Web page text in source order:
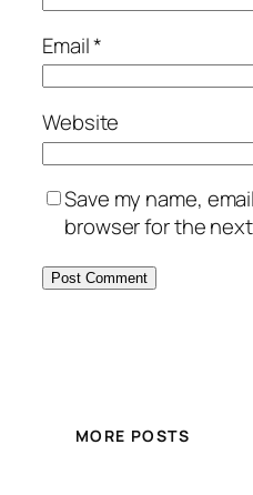
Email*
Website
Save my name,
browser for the
MORE POSTS